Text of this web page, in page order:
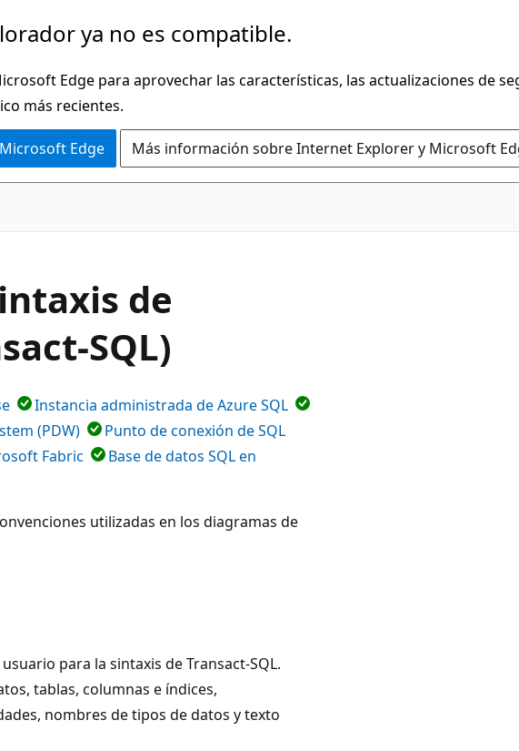
ya no es compatible.
Edge para aprovechar las características, las actualizaciones de
más recientes.
Edge Más información sobre Internet Explorer y Microsoft
de
SQL)
Instancia administrada de Azure SQL
(PDW)
Punto de conexión de SQL
Fabric
Base de datos SQL en
utilizadas en los diagramas de
para la sintaxis de Transact-SQL.
tablas, columnas e índices,
nombres de tipos de datos y texto